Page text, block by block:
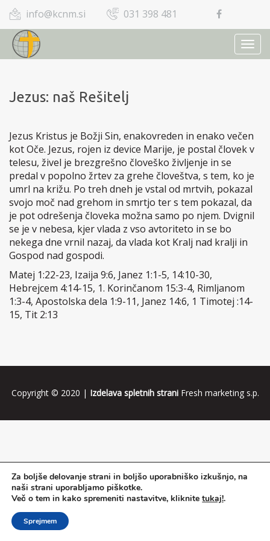
info@kcnm.si 031 398 481
Jezus: naš Rešitelj
Jezus Kristus je Božji Sin, enakovreden in enako večen
kot Oče. Jezus, rojen iz device Marije, je postal človek v
telesu, živel je brezgrešno človeško življenje in se
predal v popolno žrtev za grehe človeštva, s tem, ko je
umrl na križu. Po treh dneh je vstal od mrtvih, pokazal
svojo moč nad grehom in smrtjo ter s tem pokazal, da
je pot odrešenja človeka možna samo po njem. Dvignil
se je v nebesa, kjer vlada z vso avtoriteto in se bo
nekega dne vrnil nazaj, da vlada kot Kralj nad kralji in
Gospod nad gospodi.
Matej 1:22-23, Izaija 9:6, Janez 1:1-5, 14:10-30,
Hebrejcem 4:14-15, 1. Korinčanom 15:3-4, Rimljanom
1:3-4, Apostolska dela 1:9-11, Janez 14:6, 1 Timotej :14-
15, Tit 2:13
Copyright © 2020 | Izdelava spletnih straniFresh marketing s.p.
Za boljše delovanje strani in boljšo uporabniško izkušnjo, na
naši strani uporabljamo piškotke.
Več o tem in kako spremeniti nastavitve, kliknite tukaj!.
Sprejmem